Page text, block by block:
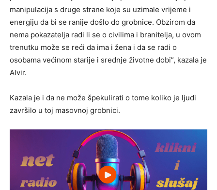
manipulacija s druge strane koje su uzimale vrijeme i
energiju da bi se ranije došlo do grobnice. Obzirom da
nema pokazatelja radi li se o civilima i branitelja, u ovom
trenutku može se reći da ima i žena i da se radi o
osobama većinom starije i srednje životne dobi”, kazala je
Alvir.
Kazala je i da ne može špekulirati o tome koliko je ljudi
završilo u toj masovnoj grobnici.